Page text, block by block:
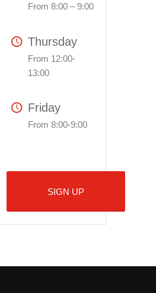
From 8:00 – 9:00
Thursday
From 12:00-
13:00
Friday
From 8:00-9:00
SIGN UP